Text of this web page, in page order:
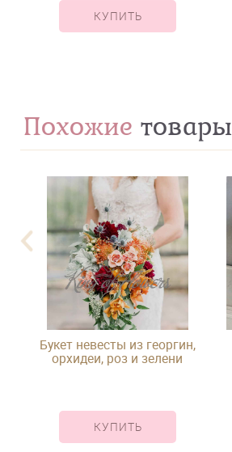
КУПИТЬ
Похожие товары
Букет невесты из георгин,
орхидеи, роз и зелени
КУПИТЬ